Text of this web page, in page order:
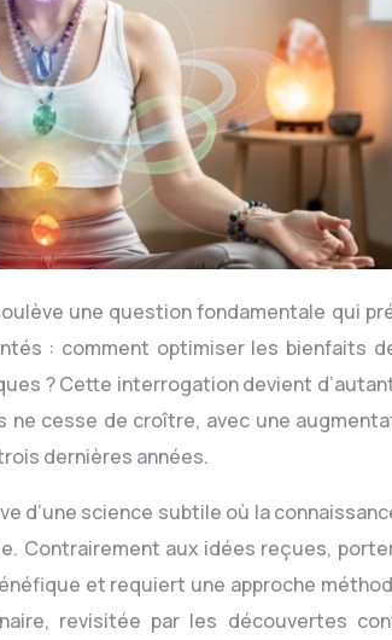
une question fondamentale qui
: comment optimiser les bienfaits
? Cette interrogation devient
cesse de croître, avec une
dernières années.
d’une science subtile où la
Contrairement aux idées reçues,
et requiert une approche
revisitée par les découvertes